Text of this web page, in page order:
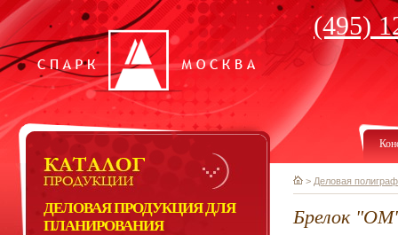
(495)
ДЕЛОВАЯ ПРОДУКЦИЯ ДЛЯ
ПЛАНИРОВАНИЯ
> Деловая
Брелок